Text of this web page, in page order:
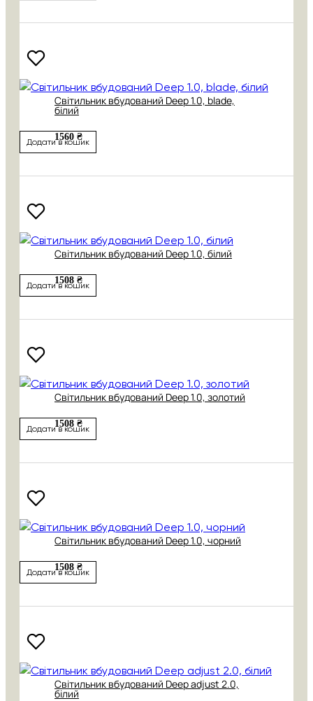
Світильник вбудований Deep 1.0, blade,
білий
1560 ₴
Додати в кошик
Світильник вбудований Deep 1.0, білий
1508 ₴
Додати в кошик
Світильник вбудований Deep 1.0, золотий
1508 ₴
Додати в кошик
Світильник вбудований Deep 1.0, чорний
1508 ₴
Додати в кошик
Світильник вбудований Deep adjust 2.0,
білий